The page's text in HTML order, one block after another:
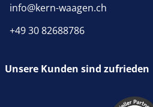
info@kern-waagen.ch
+49 30 82688786
Unsere Kunden sind zufrieden